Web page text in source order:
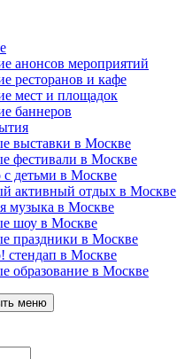
анонсов мероприятий
ресторанов и кафе
мест и площадок
баннеров
выставки в Москве
фестивали в Москве
с детьми в Москве
активный отдых в Москве
музыка в Москве
шоу в Москве
праздники в Москве
стендап в Москве
образование в Москве
меню